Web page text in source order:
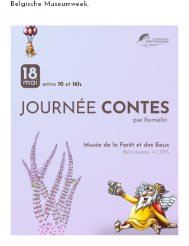
Belgische Museumweek.